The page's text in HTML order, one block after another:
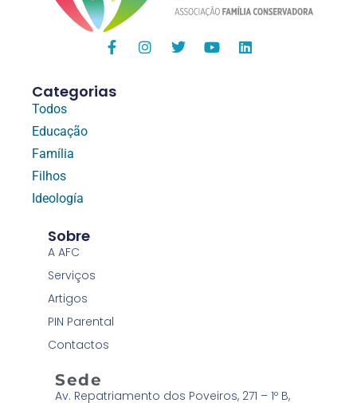
Categorias
Todos
Educação
Família
Filhos
Ideología
Sobre
A AFC
Serviços
Artigos
PIN Parental
Contactos
Sede
Av. Repatriamento dos Poveiros, 271 – 1º B,